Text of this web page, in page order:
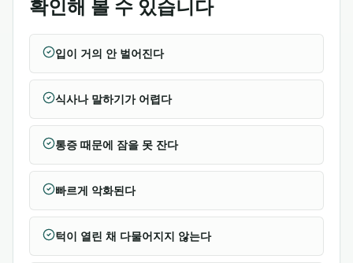
확인해 볼 수 있습니다
입이 거의 안 벌어진다
식사나 말하기가 어렵다
통증 때문에 잠을 못 잔다
빠르게 악화된다
턱이 열린 채 다물어지지 않는다